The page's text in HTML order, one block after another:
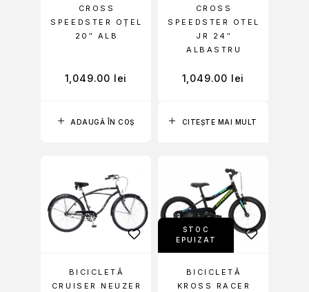
ADAUGĂ ÎN COȘ
CROSS
SPEEDSTER OȚEL
20″ ALB
1,049.00 lei
CITEȘTE MAI MULT
CROSS
SPEEDSTER OTEL
JR 24″
ALBASTRU
1,049.00 lei
BICICLETĂ
CRUISER NEUZER
STOC
EPUIZAT
BICICLETĂ
KROSS RACER